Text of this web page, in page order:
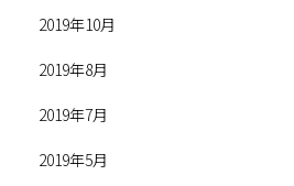
2019年10月
2019年8月
2019年7月
2019年5月